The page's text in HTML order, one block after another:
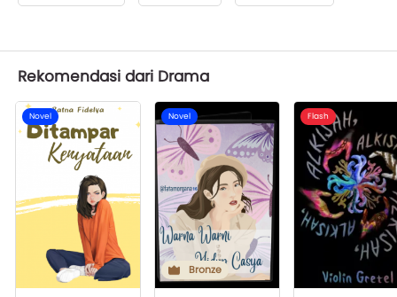
Rekomendasi dari Drama
Novel Novel
Bronze
Flash